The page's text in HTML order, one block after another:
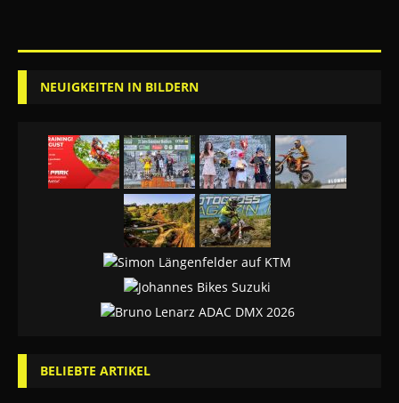
NEUIGKEITEN IN BILDERN
BELIEBTE ARTIKEL